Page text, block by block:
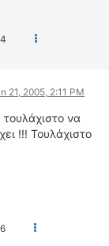
4
21, 2005, 2:11 PM
να
!!! Τουλάχιστο
6